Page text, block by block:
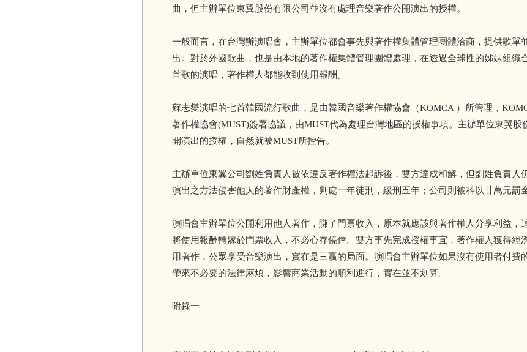
曲，但主辦單位東翼股份有限公司並沒有處理音樂著作公開演出的授權。
一般而言，在台灣辦演唱會，主辦單位都會事先與著作權集體管理團體洽商，提供歌單
出。對於外國歌曲，也是由本地的著作權集體管理團體處理，在透過全球性的姊妹組織
首歌的演唱，著作權人都能收到使用報酬。
蘇志燮演唱的七首韓國流行歌曲，是由韓國音樂著作權協會（KOMCA ）所管理，
著作權協會(MUST)簽署協議，由MUST代為處理台灣地區的授權事項。主辦單位東翼股
開演出的授權，自然就被MUST所控告。
主辦單位東翼公司劉姓負責人被依違反著作權法起訴後，雙方達成和解，但劉姓負責人
演出之方法侵害他人的著作財產權，判處一年徒刑，緩刑五年；公司則被科以廿萬元罰
演唱會主辦單位公開利用他人著作，賺了門票收入，原本就應該與著作權人分享利益，
將使用報酬轉嫁於門票收入，不必心存僥倖。雙方事先完成授權事宜，著作權人獲得經
用著作，公眾享受音樂演出，實在是三贏的局面。演唱會主辦單位如果沒有使用者付費
帶來不必要的法律麻煩，影響商業活動的順利進行，實在並不划算。
附錄一